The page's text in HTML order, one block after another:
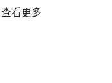
查看更多